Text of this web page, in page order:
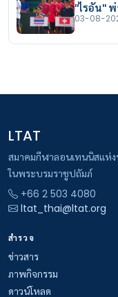
"ไรอัน"
03-08-
LTAT
สมาคมกีฬาลอนเทนนิสแห่ง
ในพระบรมราชูปถัมภ์
+66 2 503 4080
ltat_thai@ltat.org
สำรวจ
ข่าวสาร
ภาพกิจกรรม
ดาวน์โหลด